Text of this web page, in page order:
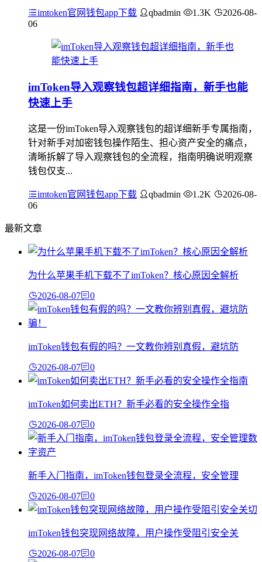
imtoken官网钱包app下载 qbadmin 1.3K
2026-08-
06
imToken导入观察钱包超详细指南，新手也能
快速上手
这是一份imToken导入观察钱包的超详细新手专属指南，
针对新手对加密钱包操作陌生、担心资产安全的痛点，
清晰拆解了导入观察钱包的全流程，指南明确说明观察
钱包仅支...
imtoken官网钱包app下载 qbadmin 1.2K
2026-08-
06
最新文章
为什么苹果手机下载不了imToken？核心原因全解析
2026-08-07 0
imToken钱包有假的吗？一文教你辨别真假，避坑防
2026-08-07 0
imToken如何卖出ETH？新手必看的安全操作全指
2026-08-07 0
新手入门指南，imToken钱包登录全流程，安全管理
2026-08-07 0
imToken钱包突现网络故障，用户操作受阻引安全关
2026-08-07 0